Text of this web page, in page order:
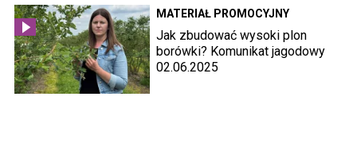
MATERIAŁ PROMOCYJNY
Jak zbudować wysoki plon
borówki? Komunikat jagodowy
02.06.2025